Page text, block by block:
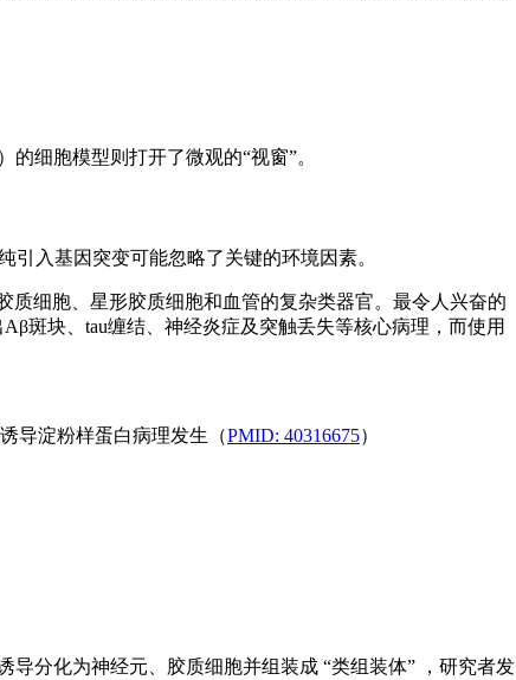
细胞模型则打开了微观的“视窗”。
入基因突变可能忽略了关键的环境因素。
质细胞、星形胶质细胞和血管的复杂类器官。最令人兴奋的
斑块、tau缠结、神经炎症及突触丢失等核心病理，而使用
导淀粉样蛋白病理发生（PMID: 40316675）
导分化为神经元、胶质细胞并组装成 “类组装体” ，研究者发